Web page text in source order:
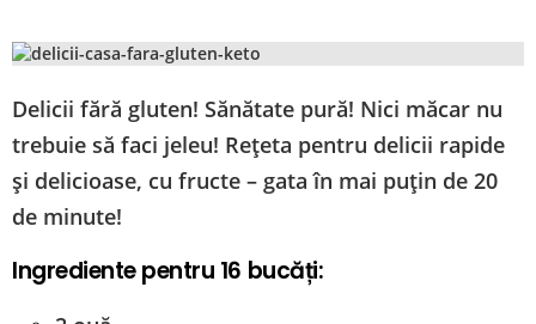
Delicii fără gluten! Sănătate pură! Nici măcar nu
trebuie să faci jeleu! Rețeta pentru delicii rapide
și delicioase, cu fructe – gata în mai puțin de 20
de minute!
Ingrediente pentru 16 bucăți: